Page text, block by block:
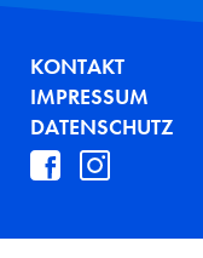
FUSSZEILE
KONTAKT
IMPRESSUM
DATENSCHUTZ